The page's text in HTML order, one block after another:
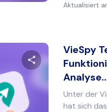
Aktualisiert
Diesen Artikel
VieSpy
Unter der
hat sich